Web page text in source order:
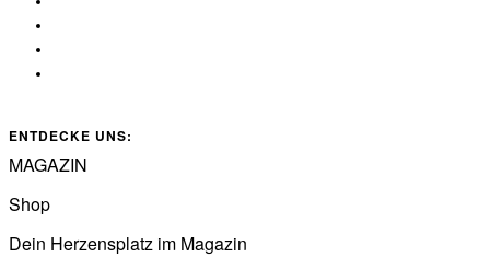
ENTDECKE UNS:
MAGAZIN
Shop
Dein Herzensplatz im Magazin